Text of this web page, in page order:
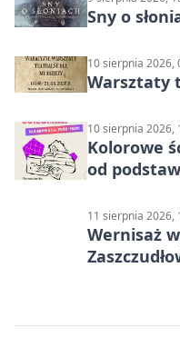
Sny o
10 sierpnia 2026,
Warsztaty
10 sierpnia 2026,
Kolorowe
od podstaw
11 sierpnia 2026,
Wernisaż